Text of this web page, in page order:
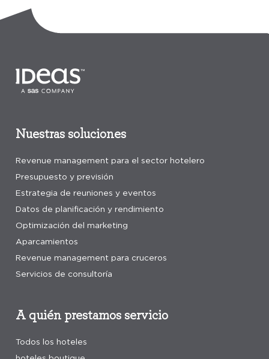
Nuestras soluciones
Revenue management para el sector hotelero
Presupuesto y previsión
Estrategia de reuniones y eventos
Datos de planificación y rendimiento
Optimización del marketing
Aparcamientos
Revenue management para cruceros
Servicios de consultoría
A quién prestamos servicio
Todos los hoteles